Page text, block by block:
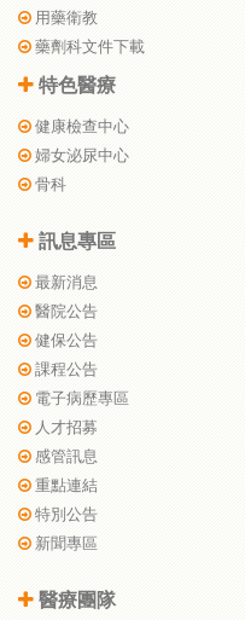
用藥衛教
藥劑科文件下載
特色醫療
健康檢查中心
婦女泌尿中心
骨科
訊息專區
最新消息
醫院公告
健保公告
課程公告
電子病歷專區
人才招募
感管訊息
重點連結
特別公告
新聞專區
醫療團隊